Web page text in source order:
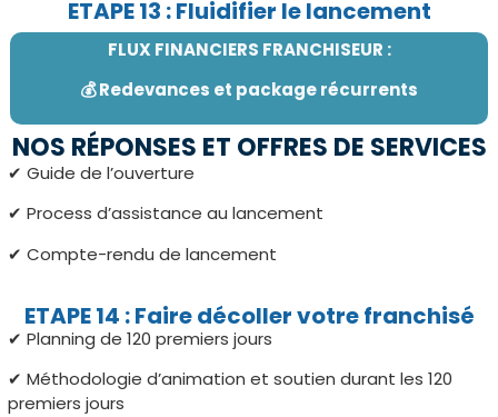
ETAPE 13 : Fluidifier le lancement
FLUX FINANCIERS FRANCHISEUR :
💰 Redevances et package récurrents
NOS RÉPONSES ET OFFRES DE SERVICES
✔︎ Guide de l’ouverture
✔︎ Process d’assistance au lancement
✔︎ Compte-rendu de lancement
ETAPE 14 : Faire décoller votre franchisé
✔︎ Planning de 120 premiers jours
✔︎ Méthodologie d’animation et soutien durant les 120
premiers jours